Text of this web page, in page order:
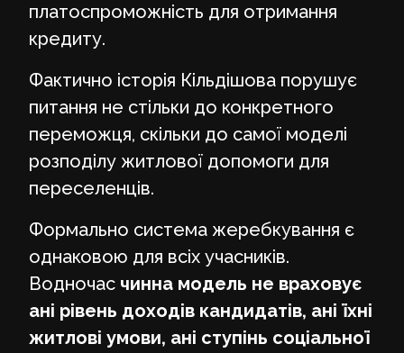
платоспроможність для отримання
кредиту.
Фактично історія Кільдішова порушує
питання не стільки до конкретного
переможця, скільки до самої моделі
розподілу житлової допомоги для
переселенців.
Формально система жеребкування є
однаковою для всіх учасників.
Водночас чинна модель не враховує
ані рівень доходів кандидатів, ані їхні
житлові умови, ані ступінь соціальної